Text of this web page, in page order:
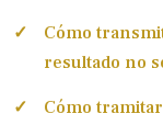
Cómo
resultado no
Cómo